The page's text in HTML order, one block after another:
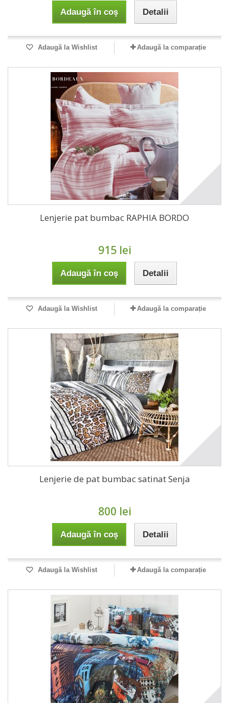
Adaugă în coş Detalii
Adaugă la Wishlist Adaugă la comparație
Lenjerie pat bumbac RAPHIA BORDO
915 lei
Adaugă în coş Detalii
Adaugă la Wishlist Adaugă la comparație
Lenjerie de pat bumbac satinat Senja
800 lei
Adaugă în coş Detalii
Adaugă la Wishlist Adaugă la comparație